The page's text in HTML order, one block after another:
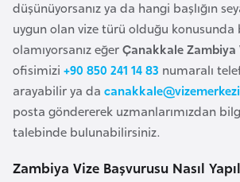
düşünüyorsanız ya da hangi başlığın
uygun olan vize türü olduğu
olamıyorsanız eğerÇanakkale Zambiya
ofisimizi +90 850 241 14 83 numaralı
arayabilir ya da
posta göndererek uzmanlarımızdan
talebinde bulunabilirsiniz.
Zambiya Vize Başvurusu Nasıl
e
r
s
e
k
u